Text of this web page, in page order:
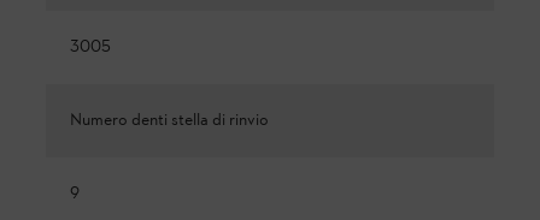
3005
Numero denti stella di rinvio
9